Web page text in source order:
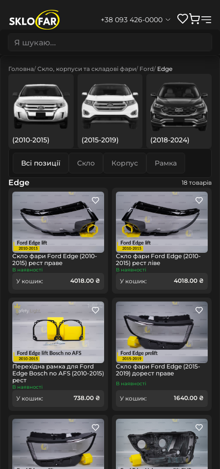
+38 093 426-0000
Головна Скло, корпуси та складові фари Ford Edge
(2010-2015) (2015-2019) (2018-2024)
Всі позиції Скло Корпус Рамка
Edge 18 товарів
Скло фари Ford Edge (2010-
2015) рест праве
В наявності
У кошик: 4018.00 ₴
Скло фари Ford Edge (2010-
2015) рест ліве
В наявності
У кошик: 4018.00 ₴
Перехідна рамка для Ford
Edge Bosch no AFS (2010-2015)
рест
В наявності
У кошик: 738.00 ₴
Скло фари Ford Edge (2015-
2019) дорест праве
В наявності
У кошик: 1640.00 ₴